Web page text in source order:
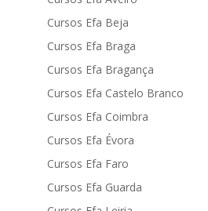
Cursos Efa Beja
Cursos Efa Braga
Cursos Efa Bragança
Cursos Efa Castelo Branco
Cursos Efa Coimbra
Cursos Efa Évora
Cursos Efa Faro
Cursos Efa Guarda